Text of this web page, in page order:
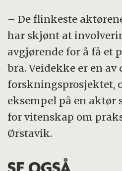
– De flinkeste
har skjønt at
avgjørende for å få et
bra. Veidekke er en
forskningsprosjektet,
eksempel på en aktør
for vitenskap om
Ørstavik.